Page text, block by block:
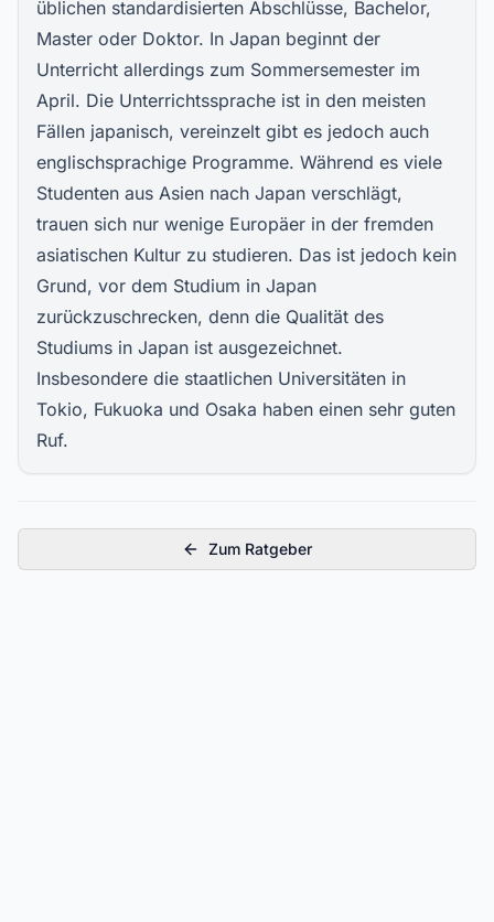
üblichen standardisierten Abschlüsse, Bachelor,
Master oder Doktor. In Japan beginnt der
Unterricht allerdings zum Sommersemester im
April. Die Unterrichtssprache ist in den meisten
Fällen japanisch, vereinzelt gibt es jedoch auch
englischsprachige Programme. Während es viele
Studenten aus Asien nach Japan verschlägt,
trauen sich nur wenige Europäer in der fremden
asiatischen Kultur zu studieren. Das ist jedoch kein
Grund, vor dem Studium in Japan
zurückzuschrecken, denn die Qualität des
Studiums in Japan ist ausgezeichnet.
Insbesondere die staatlichen Universitäten in
Tokio, Fukuoka und Osaka haben einen sehr guten
Ruf.
Zum Ratgeber